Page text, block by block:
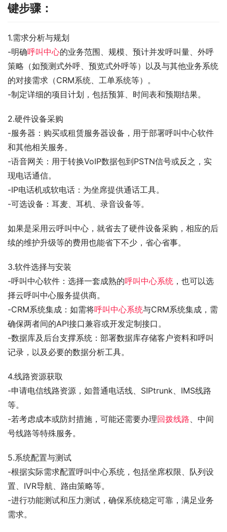
键步骤：
1.需求分析与规划
-明确呼叫中心的业务范围、规模、预计并发呼叫量、外呼
策略（如预测式外呼、预览式外呼等）以及与其他业务系统
的对接需求（CRM系统、工单系统等）。
-制定详细的项目计划，包括预算、时间表和预期结果。
2.硬件设备采购
-服务器：购买或租赁服务器设备，用于部署呼叫中心软件
和其他相关服务。
-语音网关：用于转换VoIP数据包到PSTN信号或反之，实
现电话通信。
-IP电话机或软电话：为坐席提供通话工具。
-可选设备：耳麦、耳机、录音设备等。
如果是采用云呼叫中心，就省去了硬件设备采购，相应的后
续的维护升级等的费用也能省下不少，省心省事。
3.软件选择与安装
-呼叫中心软件：选择一套成熟的呼叫中心系统 ，也可以选
择云呼叫中心服务提供商。
-CRM系统集成：如需将呼叫中心系统与CRM系统集成，需
确保两者间的API接口兼容或开发定制接口。
-数据库及后台支撑系统：部署数据库存储客户资料和呼叫
记录，以及必要的数据分析工具。
4.线路资源获取
-申请电信线路资源，如普通电话线、SIPtrunk、IMS线路
等。
-若考虑成本或防封措施，可能还需要办理回拨线路 、中间
号线路等特殊服务。
5.系统配置与测试
-根据实际需求配置呼叫中心系统，包括坐席权限、队列设
置、IVR导航、路由策略等。
-进行功能测试和压力测试，确保系统稳定可靠，满足业务
需求。